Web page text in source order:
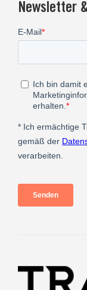
Newsletter